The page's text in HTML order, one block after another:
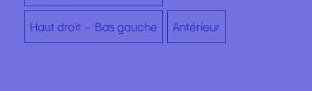
Haut droit – Bas gauche Antérieur